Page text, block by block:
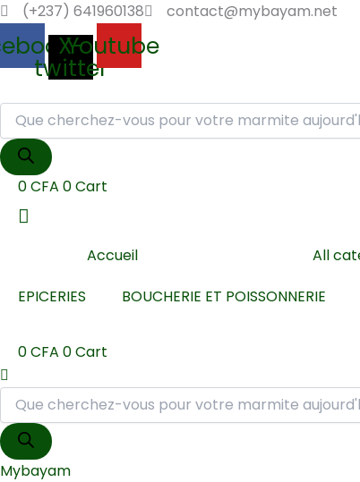
Aller
contenu
(+237) 641960138 contact@mybayam.net
X-
twitter
Youtube
Recherche
de
produits
0CFA 0Cart
Accueil All
EPICERIES
BOUCHERIE ET POISSONNERIE
0CFA 0Cart
Recherche
de
produits
Mybayam
quantité
de
Tomate
pasta
sachet